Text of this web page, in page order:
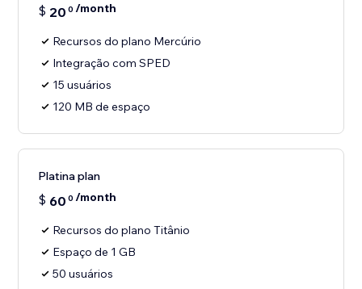
$ 20 0 /month
Recursos do plano Mercúrio
Integração com SPED
15 usuários
120 MB de espaço
Platina plan
$ 60 0 /month
Recursos do plano Titânio
Espaço de 1 GB
50 usuários